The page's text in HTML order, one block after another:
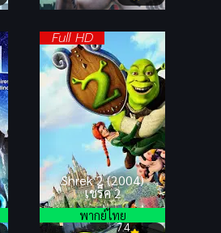
Full HD
Shrek 2 (2004)
เชร็ค 2
7.4
พากย์ไทย